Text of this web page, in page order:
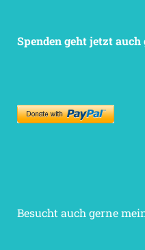
Spenden geht jetzt
Besucht auch gerne